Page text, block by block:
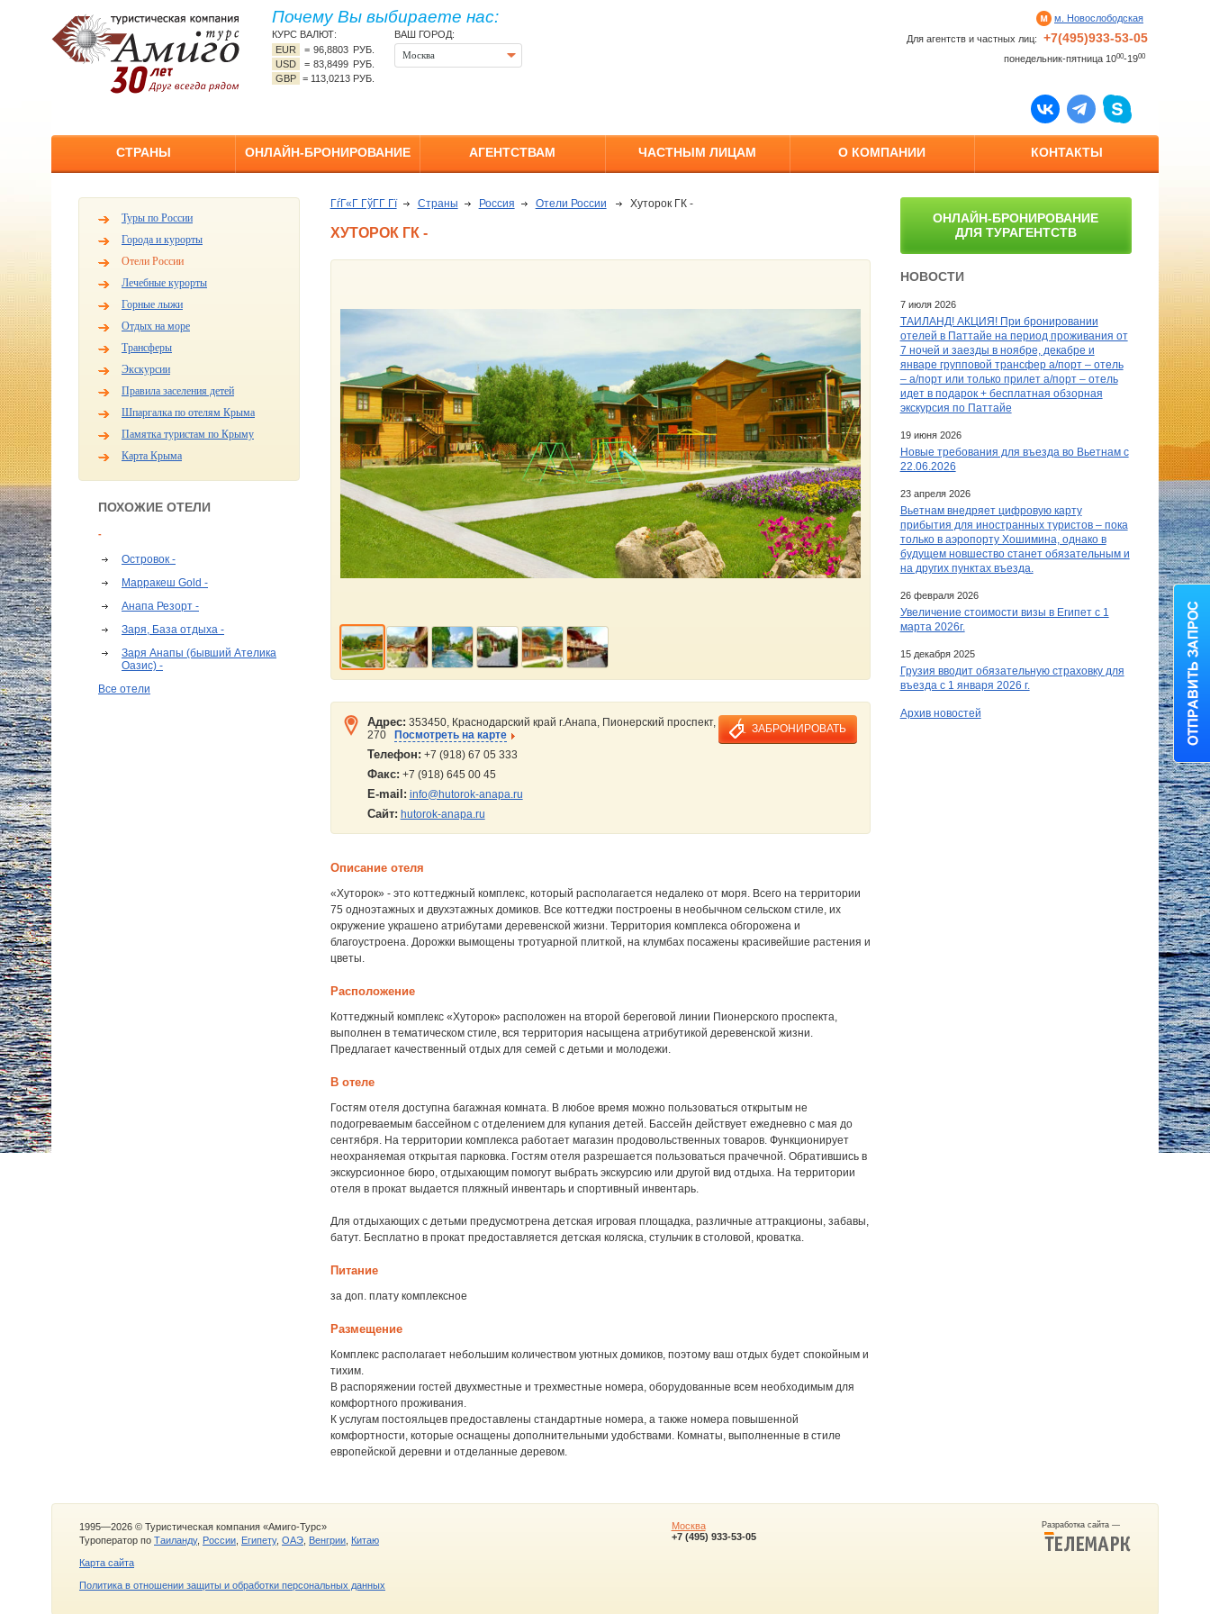
Почему Вы выбираете нас:
КУРС ВАЛЮТ:
EUR
=96,8803 РУБ.
USD
=83,8499 РУБ.
GBP = 113,0213 РУБ.
ВАШ ГОРОД:
Москва
м. Новослободская
Для агентств и частных лиц:
+7(495)933-53-05
понедельник-пятница 1000-1900
СТРАНЫ ОНЛАЙН-БРОНИРОВАНИЕ АГЕНТСТВАМ ЧАСТНЫМ ЛИЦАМ О КОМПАНИИ КОНТАКТЫ
Туры по России
Города и курорты
Отели России
Лечебные курорты
Горные лыжи
Отдых на море
Трансферы
Экскурсии
Правила заселения детей
Шпаргалка по отелям Крыма
Памятка туристам по Крыму
Карта Крыма
ПОХОЖИЕ ОТЕЛИ
-
Островок -
Марракеш Gold -
Анапа Резорт -
Заря, База отдыха -
Заря Анапы (бывший Ателика
Оазис) -
Все отели
ГѓГ«Г ГўГ­Г Гї Страны Россия Отели России Хуторок ГК -
ХУТОРОК ГК -
ЗАБРОНИРОВАТЬ
Адрес: 353450, Краснодарский край г.Анапа, Пионерский проспект,
270
Посмотреть на карте
Телефон: +7 (918) 67 05 333
Факс: +7 (918) 645 00 45
E-mail: info@hutorok-anapa.ru
Сайт: hutorok-anapa.ru
Описание отеля
«Хуторок» - это коттеджный комплекс, который располагается недалеко от моря. Всего на территории
75 одноэтажных и двухэтажных домиков. Все коттеджи построены в необычном сельском стиле, их
окружение украшено атрибутами деревенской жизни. Территория комплекса обгорожена и
благоустроена. Дорожки вымощены тротуарной плиткой, на клумбах посажены красивейшие растения и
цветы.
Расположение
Коттеджный комплекс «Хуторок» расположен на второй береговой линии Пионерского проспекта,
выполнен в тематическом стиле, вся территория насыщена атрибутикой деревенской жизни.
Предлагает качественный отдых для семей с детьми и молодежи.
В отеле
Гостям отеля доступна багажная комната. В любое время можно пользоваться открытым не
подогреваемым бассейном с отделением для купания детей. Бассейн действует ежедневно с мая до
сентября. На территории комплекса работает магазин продовольственных товаров. Функционирует
неохраняемая открытая парковка. Гостям отеля разрешается пользоваться прачечной. Обратившись в
экскурсионное бюро, отдыхающим помогут выбрать экскурсию или другой вид отдыха. На территории
отеля в прокат выдается пляжный инвентарь и спортивный инвентарь.
Для отдыхающих с детьми предусмотрена детская игровая площадка, различные аттракционы, забавы,
батут. Бесплатно в прокат предоставляется детская коляска, стульчик в столовой, кроватка.
Питание
за доп. плату комплексное
Размещение
Комплекс располагает небольшим количеством уютных домиков, поэтому ваш отдых будет спокойным и
тихим.
В распоряжении гостей двухместные и трехместные номера, оборудованные всем необходимым для
комфортного проживания.
К услугам постояльцев предоставлены стандартные номера, а также номера повышенной
комфортности, которые оснащены дополнительными удобствами. Комнаты, выполненные в стиле
европейской деревни и отделанные деревом.
ОНЛАЙН-БРОНИРОВАНИЕ
ДЛЯ ТУРАГЕНТСТВ
НОВОСТИ
7 июля 2026
ТАИЛАНД! АКЦИЯ! При бронировании
отелей в Паттайе на период проживания от
7 ночей и заезды в ноябре, декабре и
январе групповой трансфер а/порт – отель
– а/порт или только прилет а/порт – отель
идет в подарок + бесплатная обзорная
экскурсия по Паттайе
19 июня 2026
Новые требования для въезда во Вьетнам с
22.06.2026
23 апреля 2026
Вьетнам внедряет цифровую карту
прибытия для иностранных туристов – пока
только в аэропорту Хошимина, однако в
будущем новшество станет обязательным и
на других пунктах въезда.
26 февраля 2026
Увеличение стоимости визы в Египет c 1
марта 2026г.
15 декабря 2025
Грузия вводит обязательную страховку для
въезда с 1 января 2026 г.
Архив новостей
1995—2026 © Туристическая компания «Амиго-Турс»
Туроператор по Таиланду, России Египету, ОАЭ Венгрии Китаю
Карта сайта
Политика в отношении защиты и обработки персональных данных
Разработка сайта —
Москва
+7 (495) 933-53-05